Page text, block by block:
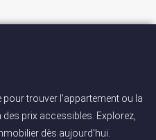
pour trouver l'appartement ou la
prix accessibles. Explorez,
dès aujourd'hui.